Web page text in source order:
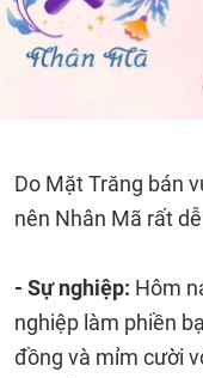
Do Mặt Trăng bán
nên Nhân Mã rất
- Sự nghiệp: Hôm
nghiệp làm phiền
đồng và mỉm cười